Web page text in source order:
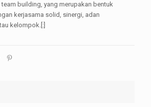
team building, yang merupakan bentuk
kerjasama solid, sinergi, adan
kelompok.[:]